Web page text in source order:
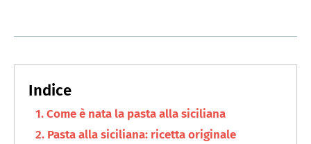
Come è nata la pasta alla siciliana
Pasta alla siciliana: ricetta originale